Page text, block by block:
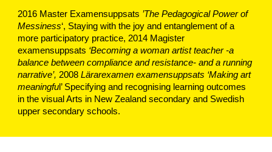
2016 Master Examensuppsats ’The Pedagogical Power of
Messiness‘, Staying with the joy and entanglement of a
more participatory practice, 2014 Magister
examensuppsats ‘Becoming a woman artist teacher -a
balance between compliance and resistance- and a running
narrative’, 2008 Lärarexamen examensuppsats ‘Making art
meaningfu l’ Specifying and recognising learning outcomes
in the visual Arts in New Zealand secondary and Swedish
upper secondary schools.